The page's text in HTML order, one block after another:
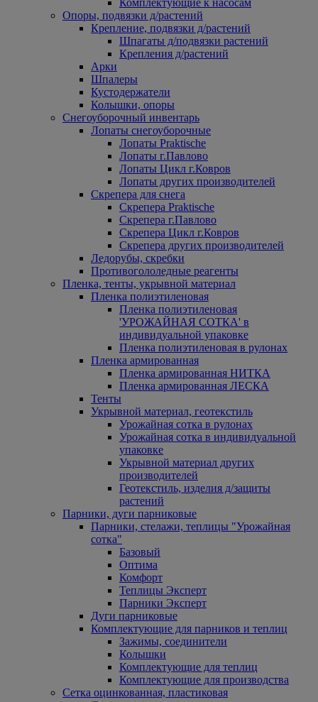
Комплектующие к насосам
Опоры, подвязки д/растений
Крепление, подвязки д/растений
Шпагаты д/подвязки растений
Крепления д/растений
Арки
Шпалеры
Кустодержатели
Колышки, опоры
Снегоуборочный инвентарь
Лопаты снегоуборочные
Лопаты Praktische
Лопаты г.Павлово
Лопаты Цикл г.Ковров
Лопаты других производителей
Скрепера для снега
Скрепера Praktische
Скрепера г.Павлово
Скрепера Цикл г.Ковров
Скрепера других производителей
Ледорубы, скребки
Противогололедные реагенты
Пленка, тенты, укрывной материал
Пленка полиэтиленовая
Пленка полиэтиленовая
'УРОЖАЙНАЯ СОТКА' в
индивидуальной упаковке
Пленка полиэтиленовая в рулонах
Пленка армированная
Пленка армированная НИТКА
Пленка армированная ЛЕСКА
Тенты
Укрывной материал, геотекстиль
Урожайная сотка в рулонах
Урожайная сотка в индивидуальной
упаковке
Укрывной материал других
производителей
Геотекстиль, изделия д/защиты
растений
Парники, дуги парниковые
Парники, стелажи, теплицы "Урожайная
сотка"
Базовый
Оптима
Комфорт
Теплицы Эксперт
Парники Эксперт
Дуги парниковые
Комплектующие для парников и теплиц
Зажимы, соединители
Колышки
Комплектующие для теплиц
Комплектующие для производства
Сетка оцинкованная, пластиковая